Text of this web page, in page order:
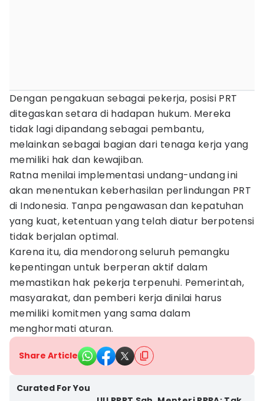
Dengan pengakuan sebagai pekerja, posisi PRT
ditegaskan setara di hadapan hukum. Mereka
tidak lagi dipandang sebagai pembantu,
melainkan sebagai bagian dari tenaga kerja yang
memiliki hak dan kewajiban.
Ratna menilai implementasi undang-undang ini
akan menentukan keberhasilan perlindungan PRT
di Indonesia. Tanpa pengawasan dan kepatuhan
yang kuat, ketentuan yang telah diatur berpotensi
tidak berjalan optimal.
Karena itu, dia mendorong seluruh pemangku
kepentingan untuk berperan aktif dalam
memastikan hak pekerja terpenuhi. Pemerintah,
masyarakat, dan pemberi kerja dinilai harus
memiliki komitmen yang sama dalam
menghormati aturan.
Share Article
Curated For You